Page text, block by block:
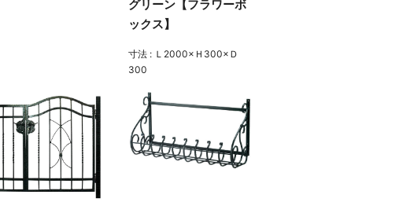
グリーン【フラワーボ
ックス】
寸法 : Ｌ2000×Ｈ300×Ｄ
300